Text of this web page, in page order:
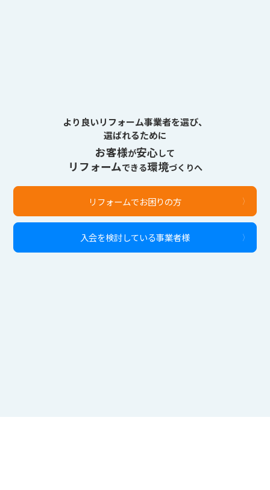
より良いリフォーム事業者を選び、
選ばれるために
お客様が安心して
リフォームできる環境づくりへ
リフォームでお困りの方
入会を検討している事業者様